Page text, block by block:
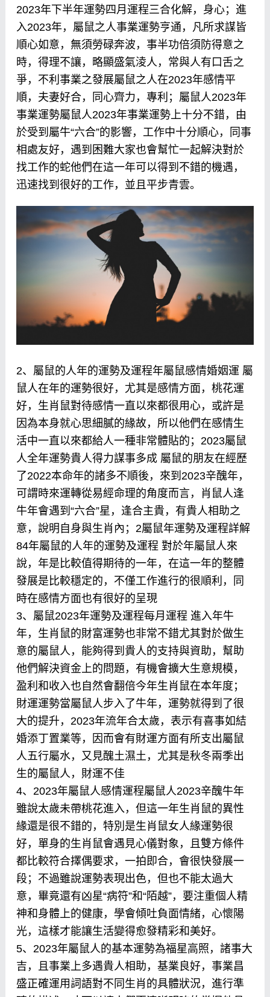
2023年下半年運勢四月運程三合化解，身心；進
入2023年，屬鼠之人事業運勢亨通，凡所求謀皆
順心如意，無須勞碌奔波，事半功倍須防得意之
時，得理不讓，略顯盛氣淩人，常與人有口舌之
爭，不利事業之發展屬鼠之人在2023年感情平
順，夫妻好合，同心齊力，專利；屬鼠人2023年
事業運勢屬鼠人2023年事業運勢上十分不錯，由
於受到屬牛“六合”的影響，工作中十分順心，同事
相處友好，遇到困難大家也會幫忙一起解決對於
找工作的蛇他們在這一年可以得到不錯的機遇，
迅速找到很好的工作，並且平步青雲。
2、屬鼠的人年的運勢及運程年屬鼠感情婚姻運 屬
鼠人在年的運勢很好，尤其是感情方面，桃花運
好，生肖鼠對待感情一直以來都很用心，或許是
因為本身就心思細膩的緣故，所以他們在感情生
活中一直以來都給人一種非常體貼的；2023屬鼠
人全年運勢貴人得力謀事多成 屬鼠的朋友在經歷
了2022本命年的諸多不順後，來到2023辛醜年，
可謂時來運轉從易經命理的角度而言，肖鼠人逢
牛年會遇到“六合”星，逢合主貴，有貴人相助之
意，說明自身與生肖內；2屬鼠年運勢及運程詳解
84年屬鼠的人年的運勢及運程 對於年屬鼠人來
說，年是比較值得期待的一年，在這一年的整體
發展是比較穩定的，不僅工作進行的很順利，同
時在感情方面也有很好的呈現
3、屬鼠2023年運勢及運程每月運程 進入年牛
年，生肖鼠的財富運勢也非常不錯尤其對於做生
意的屬鼠人，能夠得到貴人的支持與資助，幫助
他們解決資金上的問題，有機會擴大生意規模，
盈利和收入也自然會翻倍今年生肖鼠在本年度；
財運運勢當屬鼠人步入了牛年，運勢就得到了很
大的提升，2023年流年合太歲，表示有喜事如結
婚添丁置業等，因而會有財運方面有所支出屬鼠
人五行屬水，又見醜土濕土，尤其是秋冬兩季出
生的屬鼠人，財運不佳
4、2023年屬鼠人感情運程屬鼠人2023辛醜牛年
雖說太歲未帶桃花進入，但這一年生肖鼠的異性
緣還是很不錯的，特別是生肖鼠女人緣運勢很
好，單身的生肖鼠會遇見心儀對象，且雙方條件
都比較符合擇偶要求，一拍即合，會很快發展一
段；不過雖說運勢表現出色，但也不能太過大
意，畢竟還有凶星“病符”和“陌越”，要注重個人精
神和身體上的健康，學會傾吐負面情緒，心懷陽
光，這樣才能讓生活變得愈發精彩和美好。
5、2023年屬鼠人的基本運勢為福星高照，諸事大
吉，且事業上多遇貴人相助，基業良好，事業昌
盛正確運用詞語對不同生肖的具體狀況，進行準